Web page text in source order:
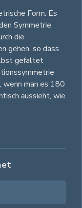
Form. Es
Symmetrie.
die
gehen, so dass
gefaltet
wenn man es 180
aussieht, wie